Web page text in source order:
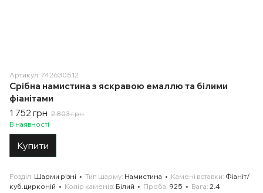
Артикул: 742630512
Срібна намистина з яскравою емаллю та білими
фіанітами
1 752 грн 2 803 грн
В наявності
Купити
Розділ Шарми різні Тип шарму Намистина Камені вставки Фіаніт/
куб.цирконій
Колір каменів Білий Проба 925 Вага 2.4